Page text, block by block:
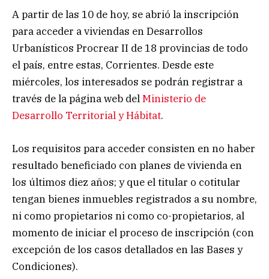
A partir de las 10 de hoy, se abrió la inscripción
para acceder a viviendas en Desarrollos
Urbanísticos Procrear II de 18 provincias de todo
el país, entre estas, Corrientes. Desde este
miércoles, los interesados se podrán registrar a
través de la página web delMinisterio de
Desarrollo Territorial y Hábitat.
Los requisitos para acceder consisten en no haber
resultado beneficiado con planes de vivienda en
los últimos diez años; y que el titular o cotitular
tengan bienes inmuebles registrados a su nombre,
ni como propietarios ni como co-propietarios, al
momento de iniciar el proceso de inscripción (con
excepción de los casos detallados en las Bases y
Condiciones).